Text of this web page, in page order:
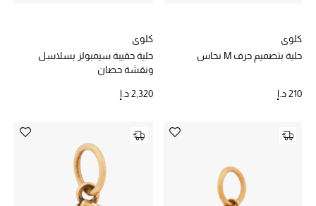
كلوي
حلية بتصميم حرف M نحاس
210 د.إ
كلوي
حلية حقيبة سيمبولز بسلاسل
ونقشة حصان
2,320 د.إ